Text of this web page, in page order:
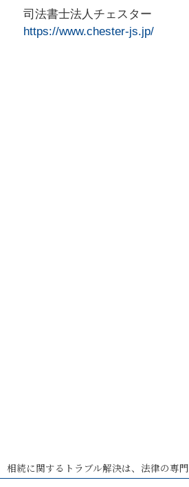
司法書士法人チェスター
https://www.chester-js.jp/
相続に関するトラブル解決は、法律の専